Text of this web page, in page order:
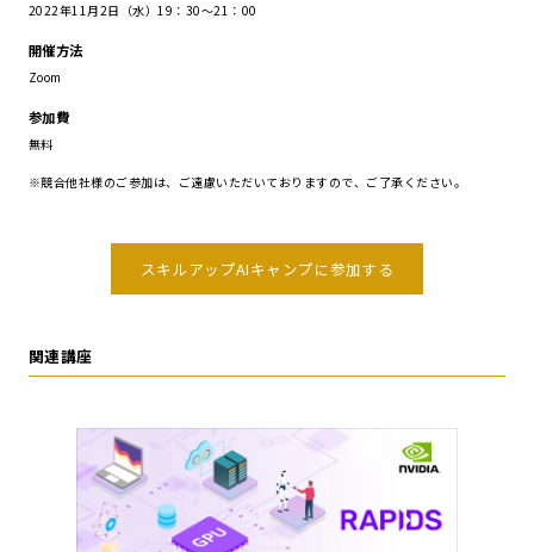
2022年11月2日（水）19：30～21：00
開催方法
Zoom
参加費
無料
※競合他社様のご参加は、ご遠慮いただいておりますので、ご了承ください。
スキルアップAIキャンプに参加する
関連講座